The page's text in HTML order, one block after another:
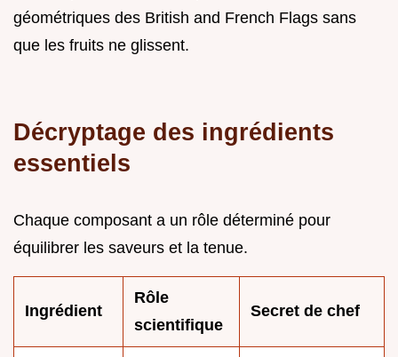
géométriques des British and French Flags sans
que les fruits ne glissent.
Décryptage des ingrédients
essentiels
Chaque composant a un rôle déterminé pour
équilibrer les saveurs et la tenue.
Ingrédient
Rôle
scientifique
Secret de chef